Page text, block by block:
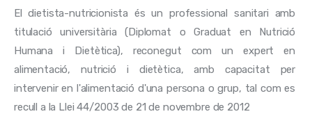
El dietista-nutricionista és un professional sanitari amb
titulació universitària (Diplomat o Graduat en Nutrició
Humana i Dietètica), reconegut com un expert en
alimentació, nutrició i dietètica, amb capacitat per
intervenir en l'alimentació d'una persona o grup, tal com es
recull a la Llei 44/2003 de 21 de novembre de 2012